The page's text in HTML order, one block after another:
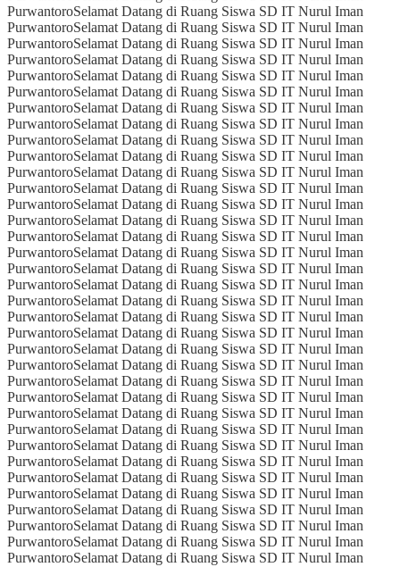
PurwantoroSelamat Datang di Ruang Siswa SD IT Nurul Iman
PurwantoroSelamat Datang di Ruang Siswa SD IT Nurul Iman
PurwantoroSelamat Datang di Ruang Siswa SD IT Nurul Iman
PurwantoroSelamat Datang di Ruang Siswa SD IT Nurul Iman
PurwantoroSelamat Datang di Ruang Siswa SD IT Nurul Iman
PurwantoroSelamat Datang di Ruang Siswa SD IT Nurul Iman
PurwantoroSelamat Datang di Ruang Siswa SD IT Nurul Iman
PurwantoroSelamat Datang di Ruang Siswa SD IT Nurul Iman
PurwantoroSelamat Datang di Ruang Siswa SD IT Nurul Iman
PurwantoroSelamat Datang di Ruang Siswa SD IT Nurul Iman
PurwantoroSelamat Datang di Ruang Siswa SD IT Nurul Iman
PurwantoroSelamat Datang di Ruang Siswa SD IT Nurul Iman
PurwantoroSelamat Datang di Ruang Siswa SD IT Nurul Iman
PurwantoroSelamat Datang di Ruang Siswa SD IT Nurul Iman
PurwantoroSelamat Datang di Ruang Siswa SD IT Nurul Iman
PurwantoroSelamat Datang di Ruang Siswa SD IT Nurul Iman
PurwantoroSelamat Datang di Ruang Siswa SD IT Nurul Iman
PurwantoroSelamat Datang di Ruang Siswa SD IT Nurul Iman
PurwantoroSelamat Datang di Ruang Siswa SD IT Nurul Iman
PurwantoroSelamat Datang di Ruang Siswa SD IT Nurul Iman
PurwantoroSelamat Datang di Ruang Siswa SD IT Nurul Iman
PurwantoroSelamat Datang di Ruang Siswa SD IT Nurul Iman
PurwantoroSelamat Datang di Ruang Siswa SD IT Nurul Iman
PurwantoroSelamat Datang di Ruang Siswa SD IT Nurul Iman
PurwantoroSelamat Datang di Ruang Siswa SD IT Nurul Iman
PurwantoroSelamat Datang di Ruang Siswa SD IT Nurul Iman
PurwantoroSelamat Datang di Ruang Siswa SD IT Nurul Iman
PurwantoroSelamat Datang di Ruang Siswa SD IT Nurul Iman
PurwantoroSelamat Datang di Ruang Siswa SD IT Nurul Iman
PurwantoroSelamat Datang di Ruang Siswa SD IT Nurul Iman
PurwantoroSelamat Datang di Ruang Siswa SD IT Nurul Iman
PurwantoroSelamat Datang di Ruang Siswa SD IT Nurul Iman
PurwantoroSelamat Datang di Ruang Siswa SD IT Nurul Iman
PurwantoroSelamat Datang di Ruang Siswa SD IT Nurul Iman
PurwantoroSelamat Datang di Ruang Siswa SD IT Nurul Iman